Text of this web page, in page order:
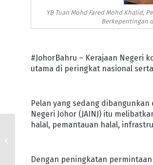
YB Tuan Mohd Fared Mohd Khalid,
Berkepentingan
#JohorBahru – Kerajaan Negeri
utama di peringkat nasional
Pelan yang sedang dibangunkan
Negeri Johor (JAINJ) itu
halal, pemantauan halal,
Dengan peningkatan
JOHOR PACU